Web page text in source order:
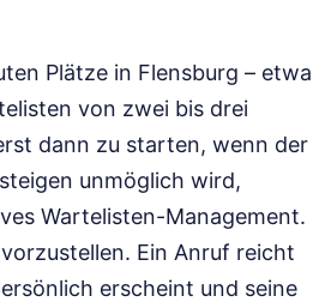
Plätze in Flensburg – etwa
von zwei bis drei
dann zu starten, wenn der
unmöglich wird,
Wartelisten-Management.
Ein Anruf reicht
erscheint und seine